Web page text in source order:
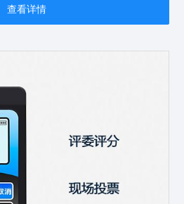
查看详情